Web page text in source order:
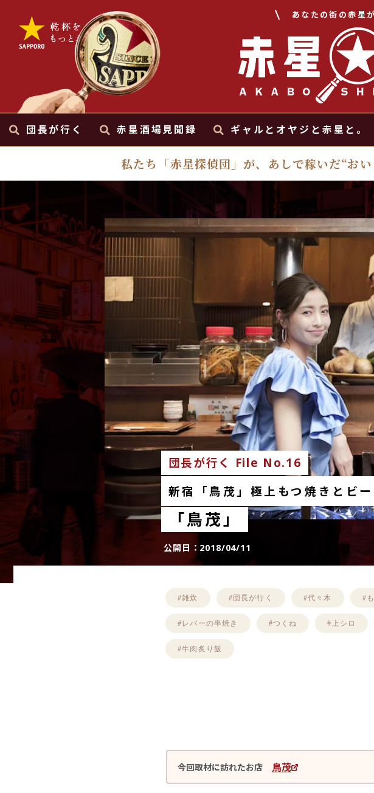
あなたの街の赤星
団長が行く 赤星酒場見聞録 ギャルとオヤジと赤星と。
私たち「赤星探偵団」が、 あしで稼いだ“お
団長が行く
団長が行く File No.16
新宿「鳥茂」極上もつ焼きとビ
「鳥茂」
公開日： 2018/04/11
#雑炊 #団長が行く #代々木 #
#レバーの串焼き #つくね #上シロ
#牛肉炙り飯
今回取材に訪れたお店 鳥茂